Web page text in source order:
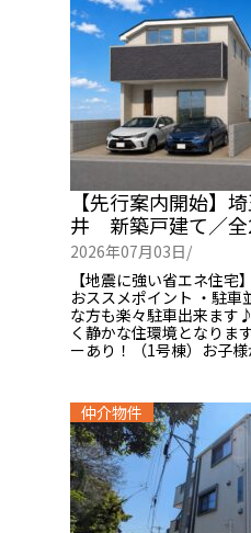
【先行案内開始】
井 新築戸建て／
2026年07月03日/
【地震に強い省エネ住
おススメポイント ・駐
な方も楽々駐車出来ます
く静かな住環境となりま
ーあり！（1号棟）お子
仲介物件